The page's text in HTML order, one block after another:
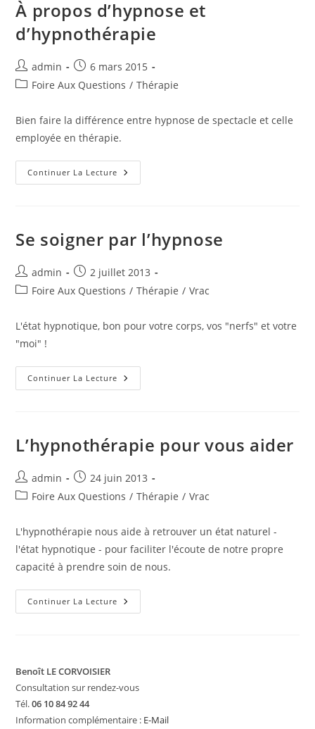
À propos d’hypnose et
d’hypnothérapie
Auteur/autrice
de
admin
Publication
publiée :
6 mars 2015
PostFoire Aux Questions / Thérapie
Bien faire la différence entre hypnose de spectacle et celle
employée en thérapie.
Continuer La Lecture À
Propos
Se soigner par l’hypnose
Auteur/autrice
de
admin
Publication
publiée :
2 juillet 2013
PostFoire Aux Questions / Thérapie / Vrac
L'état hypnotique, bon pour votre corps, vos "nerfs" et votre
"moi" !
Continuer La Lecture Se
Soigner
L’hypnothérapie pour vous aider
Auteur/autrice
de
admin
Publication
publiée :
24 juin 2013
PostFoire Aux Questions / Thérapie / Vrac
L'hypnothérapie nous aide à retrouver un état naturel -
l'état hypnotique - pour faciliter l'écoute de notre propre
capacité à prendre soin de nous.
Continuer La Lecture L’hypnothérapie
Pour
Benoît LE CORVOISIER
Consultation sur rendez-vous
Tél.06 10 84 92 44
Information complémentaire : E-Mail